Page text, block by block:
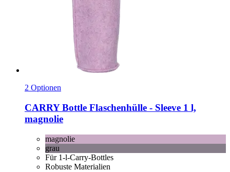
2 Optionen
CARRY Bottle Flaschenhülle -​ Sleeve 1 l,
magnolie
magnolie
grau
Für 1-l-Carry-Bottles
Robuste Materialien